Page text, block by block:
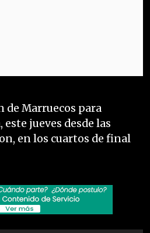
de Marruecos para
jueves desde las
en los cuartos de final